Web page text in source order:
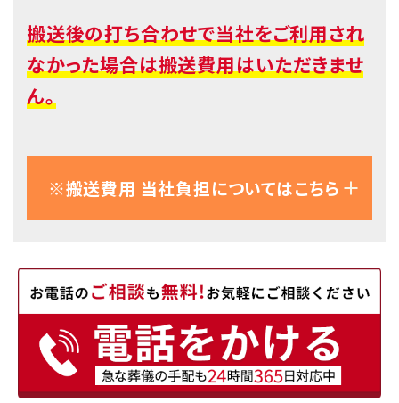
搬送後の打ち合わせで当社をご利用され
なかった場合は搬送費用はいただきませ
ん。
※搬送費用 当社負担についてはこちら